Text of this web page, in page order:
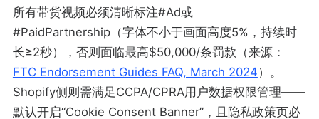
所有带货视频必须清晰标注#Ad或
#PaidPartnership（字体不小于画面高度5%，持续时
长≥2秒），否则面临最高$50,000/条罚款（来源：
FTC Endorsement Guides FAQ, March 2024）。
Shopify侧则需满足CCPA/CPRA用户数据权限管理——
默认开启“Cookie Consent Banner”，且隐私政策页必